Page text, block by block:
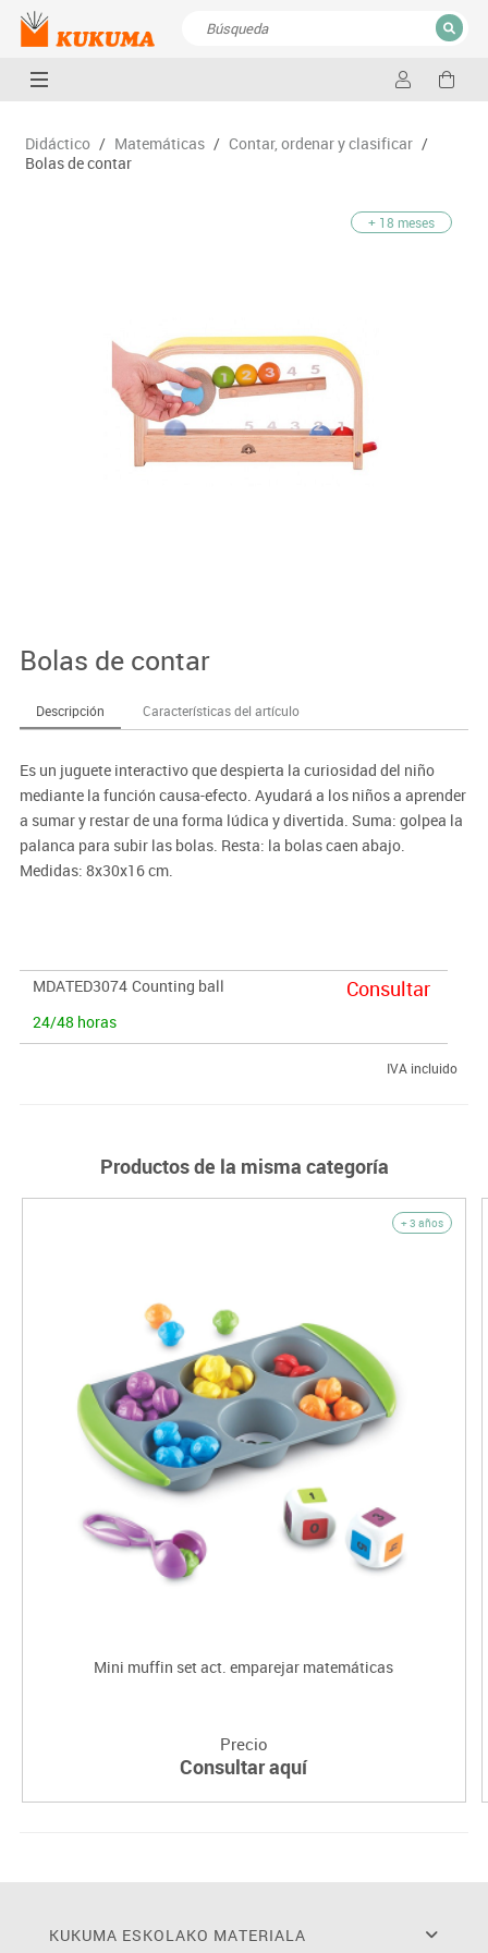
CERRAR
Didáctico / Matemáticas / Contar, ordenar y clasificar /
Bolas de contar
+ 18 meses
Bolas de contar
Descripción Características del artículo
Es un juguete interactivo que despierta la curiosidad del niño
mediante la función causa-efecto. Ayudará a los niños a aprender
a sumar y restar de una forma lúdica y divertida. Suma: golpea la
palanca para subir las bolas. Resta: la bolas caen abajo.
Medidas: 8x30x16 cm.
MDATED3074 Counting ball
24/48 horas
Consultar
IVA incluido
Productos de la misma categoría
+ 3 años
Mini muffin set act. emparejar matemáticas
Precio
Consultar aquí
KUKUMA ESKOLAKO MATERIALA